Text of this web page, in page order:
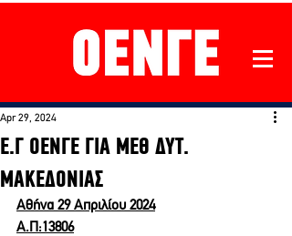
Ε.Γ ΟΕΝΓΕ ΓΙΑ ΜΕΘ ΔΥΤ.
ΜΑΚΕΔΟΝΙΑΣ
Apr 29, 2024
Αθήνα 29 Απριλίου 2024
Α.Π:13806